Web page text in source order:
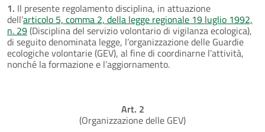
1. Il presente regolamento disciplina, in attuazione
dell’articolo 5, comma 2, della legge regionale 19 luglio 1992,
n. 29(Disciplina del servizio volontario di vigilanza ecologica),
di seguito denominata legge, l’organizzazione delle Guardie
ecologiche volontarie (GEV), al fine di coordinarne l’attività,
nonché la formazione e l’aggiornamento.
Art. 2
(Organizzazione delle GEV)